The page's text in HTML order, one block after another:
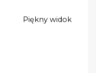
Piękny widok